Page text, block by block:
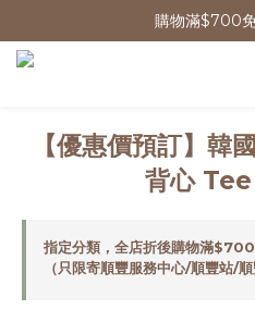
購物滿$700
【優惠價預訂】
背心 Tee
指定分類，全店折後購物滿
（只限寄順豐服務中心/順豐站/順